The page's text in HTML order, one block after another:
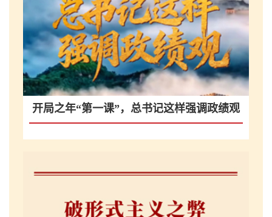
开局之年“第一课”，总书记这样强调政绩观